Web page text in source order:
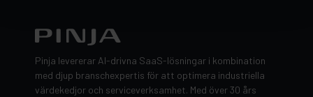
Pinja levererar AI-drivna SaaS-lösningar i kombination
med djup branschexpertis för att optimera industriella
värdekedjor och serviceverksamhet. Med över 30 års